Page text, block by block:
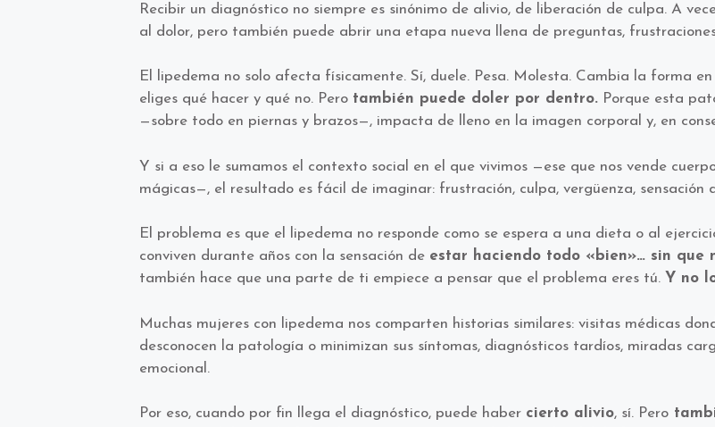
Recibir un diagnóstico no siempre es sinónimo de alivio, de liberación de culpa. A
al dolor, pero también puede abrir una etapa nueva llena de preguntas,
El lipedema no solo afecta físicamente. Sí, duele. Pesa. Molesta. Cambia la forma
eliges qué hacer y qué no. Pero también puede doler por dentro. Porque esta
—sobre todo en piernas y brazos—, impacta de lleno en la imagen corporal y, en
Y si a eso le sumamos el contexto social en el que vivimos —ese que nos vende
mágicas—, el resultado es fácil de imaginar: frustración, culpa, vergüenza, sensación
El problema es que el lipedema no responde como se espera a una dieta o al
conviven durante años con la sensación de estar haciendo todo «bien»… sin que
también hace que una parte de ti empiece a pensar que el problema eres tú. Y no
Muchas mujeres con lipedema nos comparten historias similares: visitas médicas
desconocen la patología o minimizan sus síntomas, diagnósticos tardíos, miradas
emocional.
Por eso, cuando por fin llega el diagnóstico, puede haber cierto alivio, sí. Pero